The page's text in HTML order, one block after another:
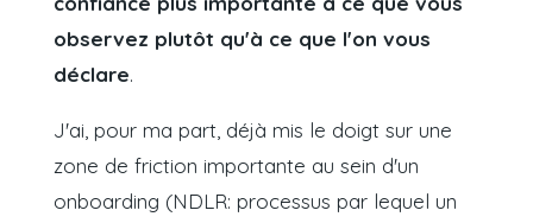
observez plutôt qu'à ce que l'on vous
déclare.
J'ai, pour ma part, déjà mis le doigt sur une
zone de friction importante au sein d'un
onboarding (NDLR: processus par lequel un